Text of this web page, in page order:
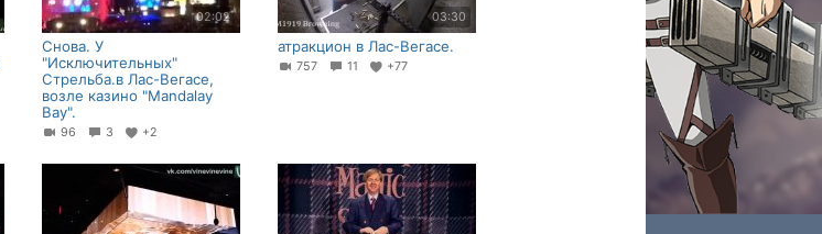
02:02
Снова. У
"Исключительных"
Стрельба.в Лас-Вегасе,
возле казино "Mandalay
Bay".
96 3 +2
03:30
атракцион в Лас-Вегасе.
757 11 +77